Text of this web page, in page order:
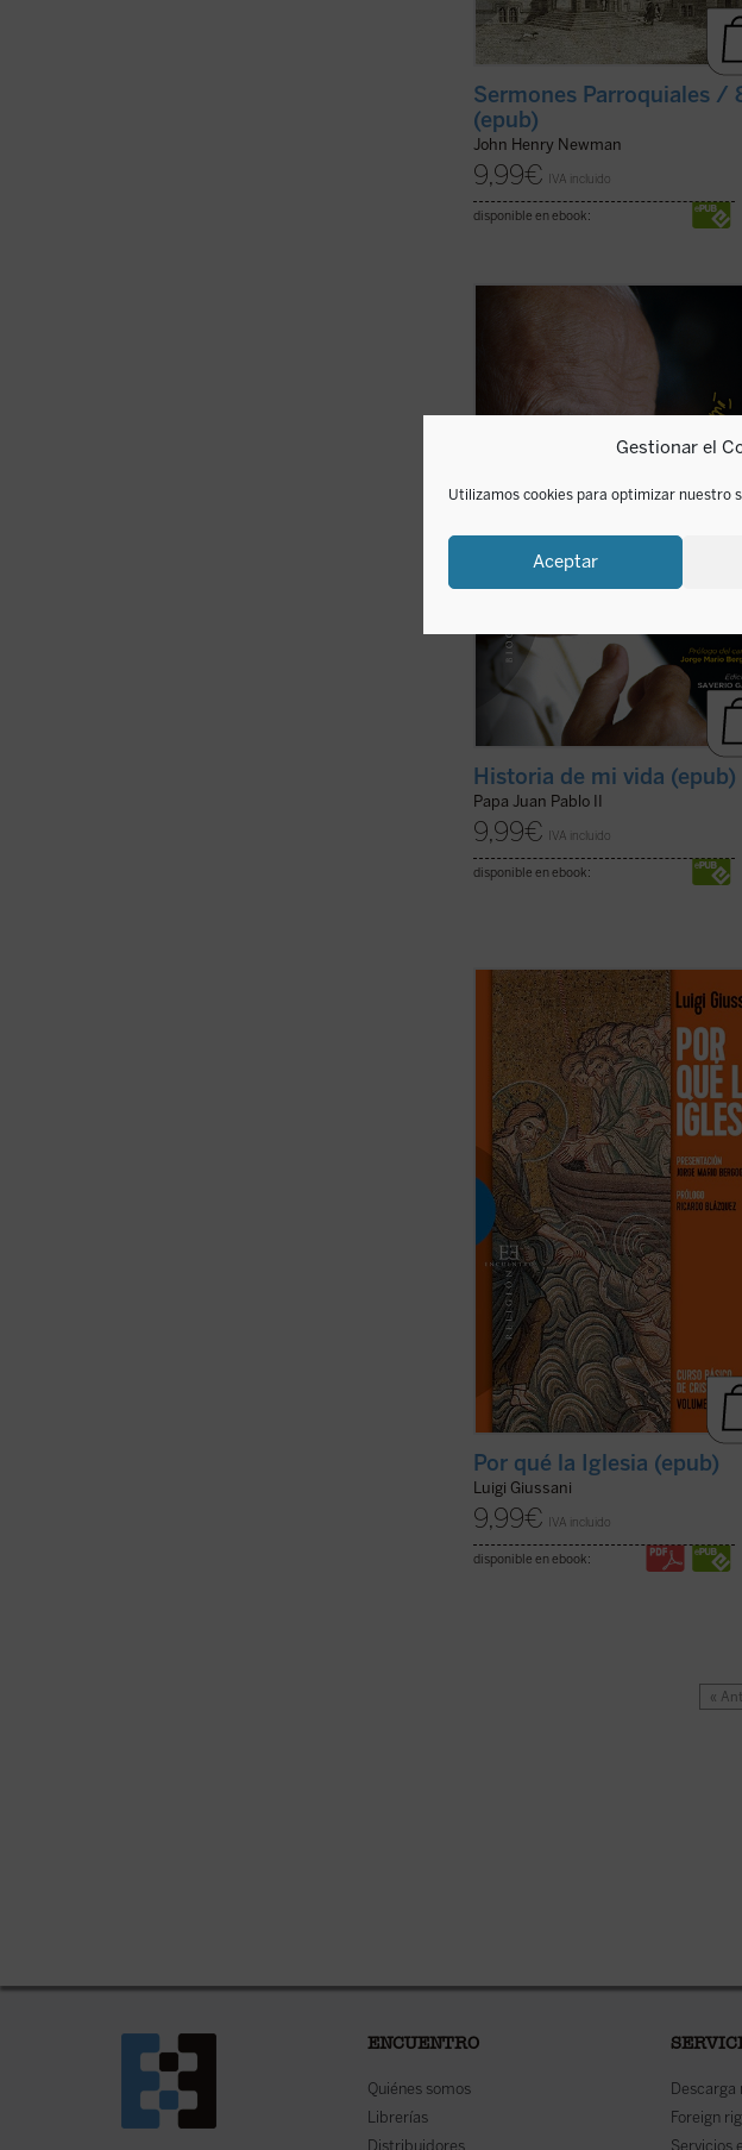
Gestionar el
Utilizamos cookies para optimizar nuestro
Aceptar
Sermones Parroquiales /
(epub)
John Henry Newman
9,99€ IVA incluido
disponible en ebook:
Una verdadera «autobiografía» del
Wojtyla formada a partir de las
confidencias personales que él mismo
fue revelando en cerca de 15.000
y discursos dirigidos a personas de
(ver ficha)
Historia de mi vida (epub)
Papa Juan Pablo II
9,99€ IVA incluido
disponible en ebook:
«Viviendo la experiencia de la
cristiana el hombre de hoy puede
verificar que esta realidad no es
solamente humana, sino que esta vida
corresponde a las exigencias más
radicales del corazón, que permite
encarar las circunstancias y los ...(ver
ficha)
Por qué la Iglesia (epub)
Luigi Giussani
9,99€ IVA incluido
disponible en ebook:
«
ENCUENTRO
Quiénes somos
Librerías
Distribuidores
Foreign
Servicios